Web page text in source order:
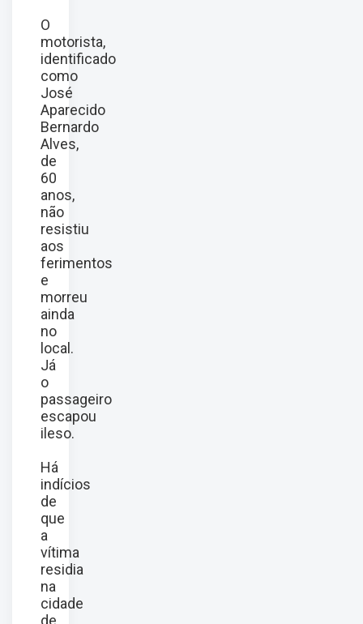
O
motorista,
identificado
como
José
Aparecido
Bernardo
Alves,
de
60
anos,
não
resistiu
aos
ferimentos
e
morreu
ainda
no
local.
Já
o
passageiro
escapou
ileso.
Há
indícios
de
que
a
vítima
residia
na
cidade
de